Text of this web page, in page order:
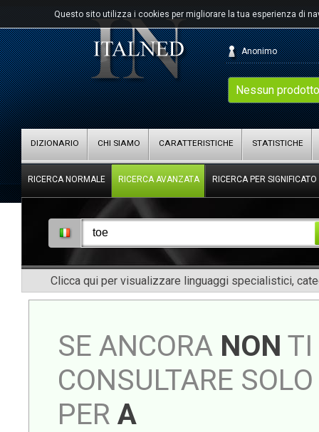
Questo sito utilizza i cookies per migliorare la tua esperienza di
Nessun
Anonimo
DIZIONARIO CHI SIAMO CARATTERISTICHE STATISTICHE
RICERCA NORMALE RICERCA AVANZATA RICERCA PER SIGNIFICATO
Clicca qui per visualizzare linguaggi specialistici,
SE ANCORA NON TI
CONSULTARE
PER A